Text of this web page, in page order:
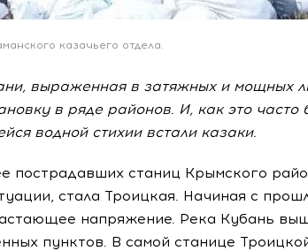
казачьего отдела.
выраженная в затяжных и мощных
в ряде районов. И, как это
водной стихии встали казаки.
пострадавших станиц Крымского
стала Троицкая. Начиная с
напряжение. Река Кубань
пунктов. В самой станице